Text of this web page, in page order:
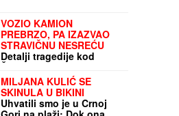
VOZIO KAMION
PREBRZO, PA IZAZVAO
STRAVIČNU NESREĆU
Detalji tragedije kod
Šapca u kojoj su poginuli
putari: Prešao u suprotnu
traku, pokosio ljude,
zaustavio se tek pošto je
udario u ZAŠTITNU
MILJANA KULIĆ SE
SKINULA U BIKINI
Uhvatili smo je u Crnoj